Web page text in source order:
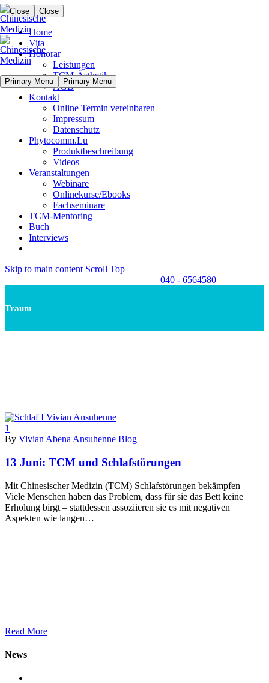
Close Close
Home
Vita
Honorar
Leistungen
TCM-Ästhetik
AGB
Kontakt
Online Termin vereinbaren
Impressum
Datenschutz
Phytocomm.Lu
Produktbeschreibung
Videos
Veranstaltungen
Webinare
Onlinekurse/Ebooks
Fachseminare
TCM-Mentoring
Buch
Interviews
Skip to main content Scroll Top
040 - 6564580
Primary Menu Primary Menu
Traum
1
By Vivian Abena Ansuhenne Blog
13 Juni: TCM und Schlafstörungen
Mit Chinesischer Medizin (TCM) Schlafstörungen bekämpfen –
Viele Menschen haben das Problem, dass für sie das Bett keine
Erholung birgt – stattdessen assoziieren sie es mit negativen
Aspekten wie langen…
Read More
News